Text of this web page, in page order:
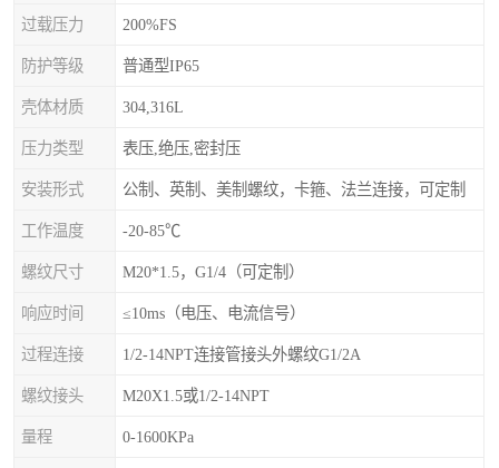
过载压力 200%FS
防护等级 普通型IP65
壳体材质 304,316L
压力类型 表压,绝压,密封压
安装形式 公制、英制、美制螺纹，卡箍、法兰连接，可定制
工作温度 -20-85℃
螺纹尺寸 M20*1.5，G1/4（可定制）
响应时间 ≤10ms（电压、电流信号）
过程连接 1/2-14NPT连接管接头外螺纹G1/2A
螺纹接头 M20X1.5或1/2-14NPT
量程 0-1600KPa